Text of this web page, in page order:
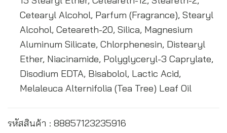
Cetearyl Alcohol, Parfum (Fragrance), Stearyl
Alcohol, Ceteareth-20, Silica, Magnesium
Aluminum Silicate, Chlorphenesin, Distearyl
Ether, Niacinamide, Polyglyceryl-3 Caprylate,
Disodium EDTA, Bisabolol, Lactic Acid,
Melaleuca Alternifolia (Tea Tree) Leaf Oil
รหัสสินค้า : 88857123235916